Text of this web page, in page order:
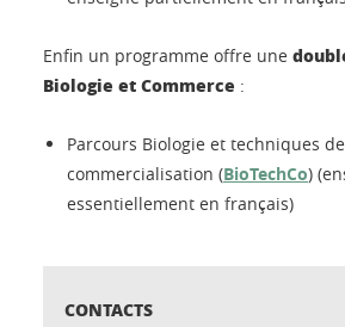
Enfin un programme offre une
Biologie et Commerce :
Parcours Biologie et techniques de
commercialisation (BioTechCo)
essentiellement en français)
CONTACTS